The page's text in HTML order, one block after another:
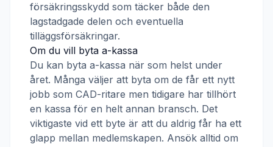
försäkringsskydd som täcker både den
lagstadgade delen och eventuella
tilläggsförsäkringar.
Om du vill byta a-kassa
Du kan byta a-kassa när som helst under
året. Många väljer att byta om de får ett nytt
jobb som CAD-ritare men tidigare har tillhört
en kassa för en helt annan bransch. Det
viktigaste vid ett byte är att du aldrig får ha ett
glapp mellan medlemskapen. Ansök alltid om